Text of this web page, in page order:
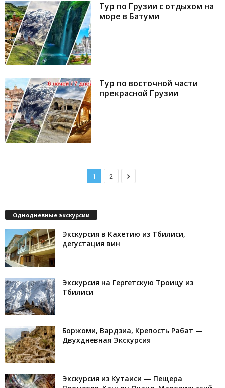
Тур по Грузии с отдыхом на
море в Батуми
Тур по восточной части
прекрасной Грузии
1 2
Однодневные экскурсии
Экскурсия в Кахетию из Тбилиси,
дегустация вин
Экскурсия на Гергетскую Троицу из
Тбилиси
Боржоми, Вардзиа, Крепость Рабат —
Двухдневная Экскурсия
Экскурсия из Кутаиси — Пещера